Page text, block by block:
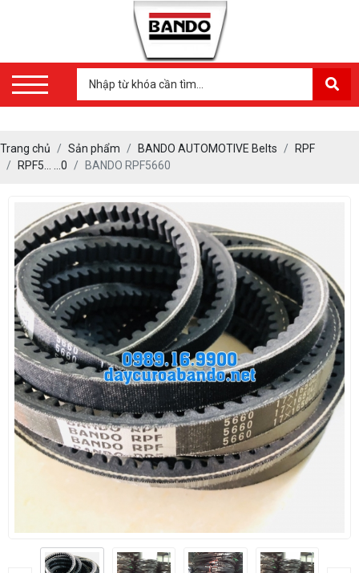
Trang chủ Sản phẩm BANDO AUTOMOTIVE Belts
RPF
RPF5… …0
BANDO RPF5660